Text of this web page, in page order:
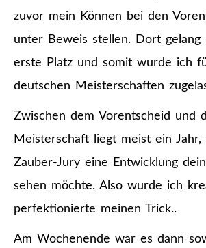
zuvor mein Können bei den
unter Beweis stellen. Dort gelang
erste Platz und somit wurde ich
deutschen Meisterschaften
Zwischen dem Vorentscheid und
Meisterschaft liegt meist ein
Zauber-Jury eine Entwicklung
sehen möchte. Also wurde ich
perfektionierte meinen Trick..
Am Wochenende war es dann